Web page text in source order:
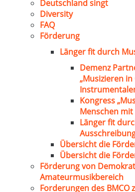
Deutschland singt
Diversity
FAQ
Förderung
Länger fit durch
Demenz
„Musizieren
Kongress
Menschen mit
Länger fit
Übersicht die
Übersicht die
Förderung von
Amateurmusikbereich
Forderungen des BMCO